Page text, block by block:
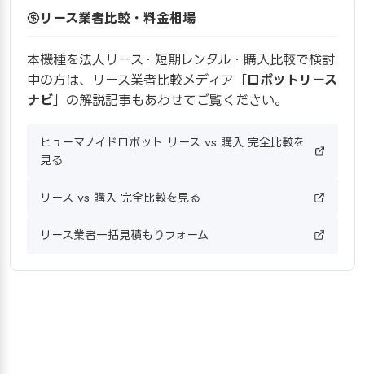
リース業者比較・料金相場
本機種を法人リース・短期レンタル・購入比較で検討
中の方は、リース業者比較メディア「ロボットリース
ナビ 」の解説記事もあわせてご覧ください。
ヒューマノイドロボット リース vs 購入 完全比較を
見る
リース vs 購入 完全比較を見る
リース業者一括見積もりフォーム